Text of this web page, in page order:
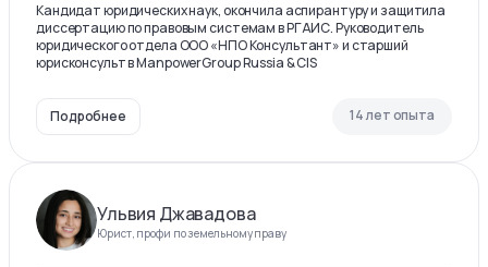
Кандидат юридических наук, окончила аспирантуру и защитила
диссертацию по правовым системам в РГАИС. Руководитель
юридического отдела ООО «НПО Консультант» и старший
юрисконсульт в ManpowerGroup Russia & CIS
Подробнее 14 лет опыта
Ульвия Джавадова
Юрист, профи по земельному праву